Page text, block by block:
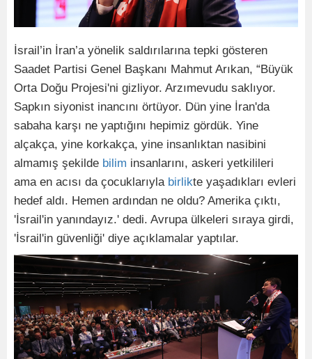
İsrail’in İran’a yönelik saldırılarına tepki gösteren
Saadet Partisi Genel Başkanı Mahmut Arıkan, “Büyük
Orta Doğu Projesi'ni gizliyor. Arzımevudu saklıyor.
Sapkın siyonist inancını örtüyor. Dün yine İran'da
sabaha karşı ne yaptığını hepimiz gördük. Yine
alçakça, yine korkakça, yine insanlıktan nasibini
almamış şekilde bilim insanlarını, askeri yetkilileri
ama en acısı da çocuklarıyla birlikte yaşadıkları evleri
hedef aldı. Hemen ardından ne oldu? Amerika çıktı,
'İsrail'in yanındayız.' dedi. Avrupa ülkeleri sıraya girdi,
'İsrail'in güvenliği' diye açıklamalar yaptılar.